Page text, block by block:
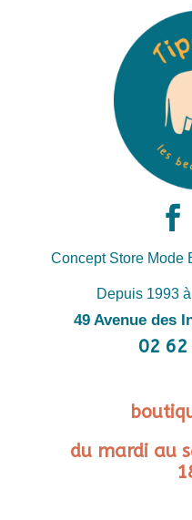
Concept Store Mode
Depuis 1993
49 Avenue des
02
du mardi au